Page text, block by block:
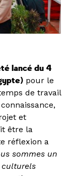
lancé du 4
pour le
de travail
et
être la
réflexion a
sommes un
culturels